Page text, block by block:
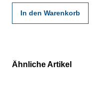
In den Warenkorb
Produktgalerie überspringen
Ähnliche Artikel